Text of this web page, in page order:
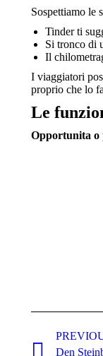
Sospettiamo le
Tinder ti
Si tronco di
Il
I viaggiatori
proprio che lo
Le
Opportunita o
Den